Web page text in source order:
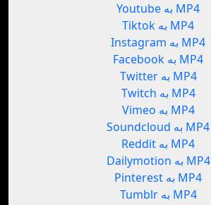
Youtube به MP4
Tiktok به MP4
Instagram به MP4
Facebook به MP4
Twitter به MP4
Twitch به MP4
Vimeo به MP4
Soundcloud به MP4
Reddit به MP4
Dailymotion به MP4
Pinterest به MP4
Tumblr به MP4